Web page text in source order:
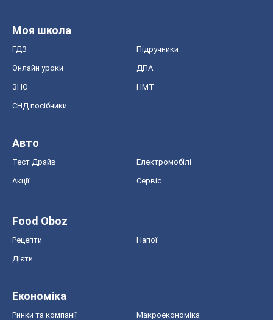
Моя школа
ГДЗ Підручники
Онлайн уроки ДПА
ЗНО НМТ
СНД посібники
Авто
Тест Драйв Електромобілі
Акції Сервіс
Food Oboz
Рецепти Напої
Дієти
Економіка
Ринки та компанії Макроекономіка